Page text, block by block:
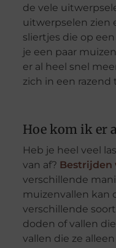
de vele
uitwerpselen zien
sliertjes die op
je een paar
er al heel snel
zich in een razend
Hoe kom ik er
Heb je heel veel
van af? Bestrijden
verschillende
muizenvallen kan
verschillende
doden of vallen
vallen die ze